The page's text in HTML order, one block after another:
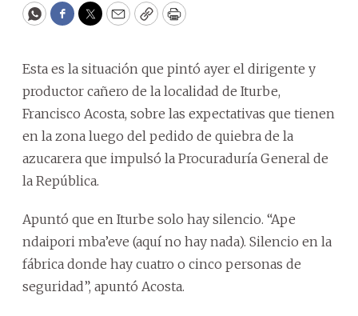
WhatsApp
Facebook
Twitter
EmailCopyPrint
Esta es la situación que pintó ayer el dirigente y
productor cañero de la localidad de Iturbe,
Francisco Acosta, sobre las expectativas que tienen
en la zona luego del pedido de quiebra de la
azucarera que impulsó la Procuraduría General de
la República.
Apuntó que en Iturbe solo hay silencio. “Ape
ndaipori mba’eve (aquí no hay nada). Silencio en la
fábrica donde hay cuatro o cinco personas de
seguridad”, apuntó Acosta.